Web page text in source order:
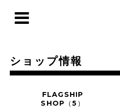
ショップ情報
FLAGSHIP
SHOP（5）